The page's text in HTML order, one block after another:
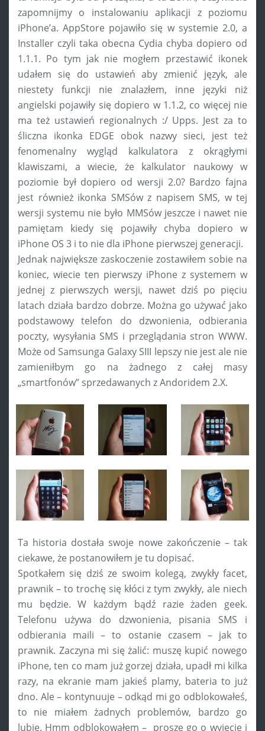
zapomnijmy o instalowaniu aplikacji z poziomu
iPhone’a. AppStore pojawiło się w systemie 2.0, a
Installer czyli taka obecna Cydia chyba dopiero od
1.1.1. Po tym jak nie mogłem przestawić ikonek
udałem się do ustawień aby zmienić język, ale
niestety funkcji nie znalazłem, inne języki niż
angielski pojawiły się dopiero w 1.1.2, co więcej nie
ma też ustawień regionalnych :/ Upps. Jest za to
śliczna ikonka EDGE obok nazwy sieci, jest też
fenomenalny wygląd kalkulatora z okrągłymi
klawiszami, a wiecie, że kalkulator naukowy w
poziomie był dopiero od wersji 2.0? Bardzo fajna
jest również ikonka SMSów z napisem SMS, w tej
wersji systemu nie było MMSów jeszcze i nawet nie
pamiętam kiedy się pojawiły chyba dopiero w
iPhone OS 3 i to nie dla iPhone pierwszej generacji.
Jednak największe zaskoczenie zostawiłem sobie na
koniec, wiecie ten pierwszy iPhone z systemem w
jednej z pierwszych wersji, nawet dziś po pięciu
latach działa bardzo dobrze. Można go używać jako
podstawowy telefon do dzwonienia, odbierania
poczty, wysyłania SMS i przeglądania stron WWW.
Może od Samsunga Galaxy SIII lepszy nie jest ale nie
zamieniłbym go na żadnego z całej masy
„smartfonów” sprzedawanych z Andoridem 2.X.
Ta historia dostała swoje nowe zakończenie – tak
ciekawe, że postanowiłem je tu dopisać.
Spotkałem się dziś ze swoim kolegą, zwykły facet,
prawnik – to trochę się kłóci z tym zwykły, ale niech
mu będzie. W każdym bądź razie żaden geek.
Telefonu używa do dzwonienia, pisania SMS i
odbierania maili – to ostanie czasem – jak to
prawnik. Zaczyna mi się żalić: muszę kupić nowego
iPhone, ten co mam już gorzej działa, upadł mi kilka
razy, na ekranie mam jakieś plamy, bateria to już
dno. Ale – kontynuuje – odkąd mi go odblokowałeś,
to nie miałem żadnych problemów, bardzo go
lubię. Hmm odblokowałem – proszę go o wyjęcie i